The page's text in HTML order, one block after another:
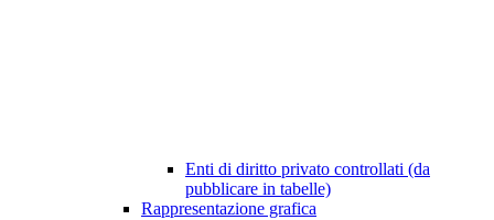
Enti di diritto privato controllati (da
pubblicare in tabelle)
Rappresentazione grafica